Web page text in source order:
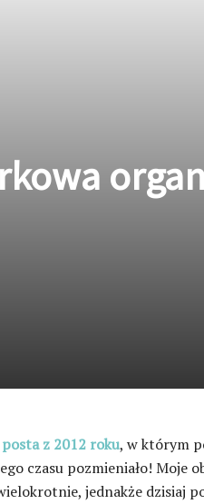
posta z 2012 roku, w którym
czasu pozmieniało! Moje
jednakże dzisiaj